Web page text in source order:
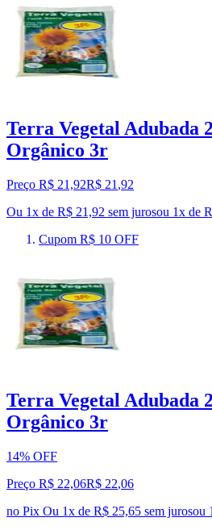
Terra Vegetal Adubada
Orgânico 3r
Preço R$ 21,92R$ 21 ,92
Ou 1x de R$ 21,92 sem jurosou 1x de
Cupom R$ 10 OFF
Terra Vegetal Adubada
Orgânico 3r
14% OFF
Preço R$ 22,06R$ 22,06
no Pix Ou 1x de R$ 25,65 sem jurosou 1